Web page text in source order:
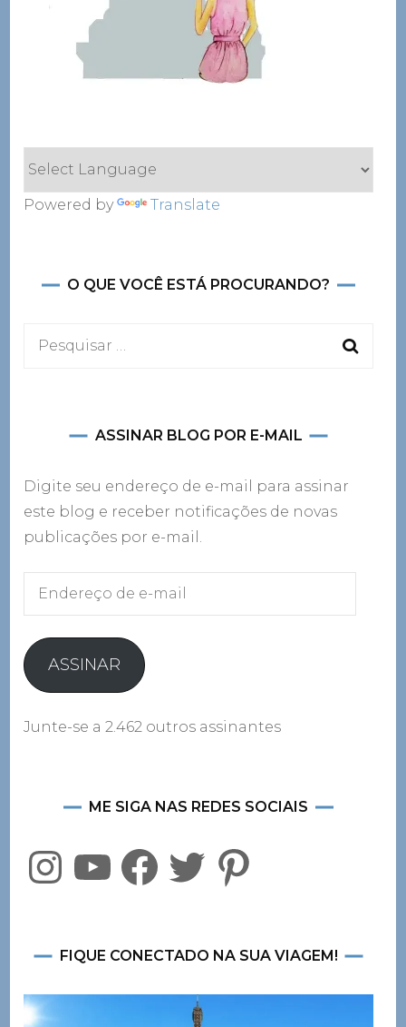
Powered by Translate
O QUE VOCÊ ESTÁ PROCURANDO?
Pesquisar
ASSINAR BLOG POR E-MAIL
Digite seu endereço de e-mail para assinar
este blog e receber notificações de novas
publicações por e-mail.
Endereço
mailASSINAR
Junte-se a 2.462 outros assinantes
ME SIGA NAS REDES SOCIAIS
InstagramYouTubeFacebookTwitter Pinterest
FIQUE CONECTADO NA SUA VIAGEM!